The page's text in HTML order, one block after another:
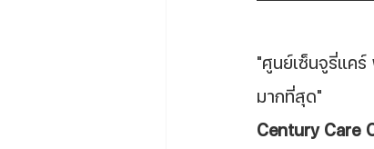
"ศูนย์เซ็นจูรี่แค
มากที่สุด"
Century Care